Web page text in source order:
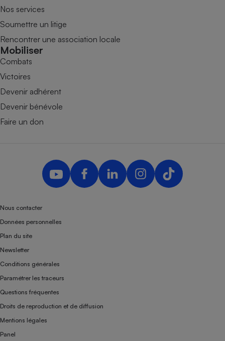
Nos services
Soumettre un litige
Rencontrer une association locale
Mobiliser
Combats
Victoires
Devenir adhérent
Devenir bénévole
Faire un don
Nous contacter
Données personnelles
Plan du site
Newsletter
Conditions générales
Paramétrer les traceurs
Questions fréquentes
Droits de reproduction et de diffusion
Mentions légales
Panel